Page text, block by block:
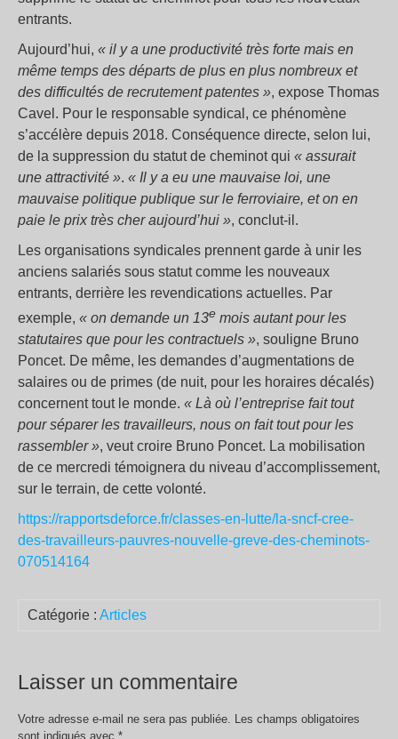
entrants.
Aujourd’hui, « il y a une productivité très forte mais en
même temps des départs de plus en plus nombreux et
des difficultés de recrutement patentes », expose Thomas
Cavel. Pour le responsable syndical, ce phénomène
s’accélère depuis 2018. Conséquence directe, selon lui,
de la suppression du statut de cheminot qui « assurait
une attractivité ». « Il y a eu une mauvaise loi, une
mauvaise politique publique sur le ferroviaire, et on en
paie le prix très cher aujourd’hui », conclut-il.
Les organisations syndicales prennent garde à unir les
anciens salariés sous statut comme les nouveaux
entrants, derrière les revendications actuelles. Par
exemple, « on demande un 13e mois autant pour les
statutaires que pour les contractuels », souligne Bruno
Poncet. De même, les demandes d’augmentations de
salaires ou de primes (de nuit, pour les horaires décalés)
concernent tout le monde. « Là où l’entreprise fait tout
pour séparer les travailleurs, nous on fait tout pour les
rassembler », veut croire Bruno Poncet. La mobilisation
de ce mercredi témoignera du niveau d’accomplissement,
sur le terrain, de cette volonté.
https://rapportsdeforce.fr/classes-en-lutte/la-sncf-cree-
des-travailleurs-pauvres-nouvelle-greve-des-cheminots-
070514164
Catégorie : Articles
Laisser un commentaire
Votre adresse e-mail ne sera pas publiée. Les champs obligatoires
sont indiqués avec *